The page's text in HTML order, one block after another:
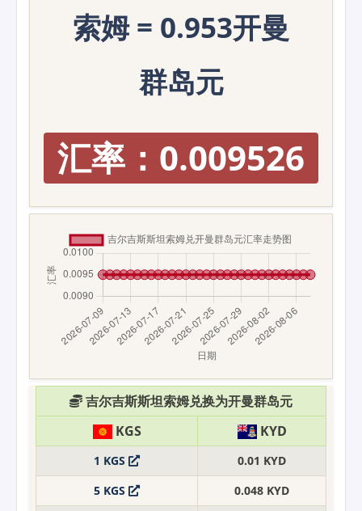
索姆 = 0.953开曼
群岛元
汇率：0.009526
吉尔吉斯斯坦索姆兑换为开曼群岛元
KGS
KYD
1 KGS
0.01 KYD
5 KGS
0.048 KYD